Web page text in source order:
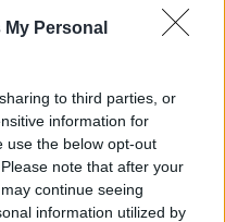
Personal
to third parties, or
information for
use the below opt-out
note that after your
continue seeing
information utilized by